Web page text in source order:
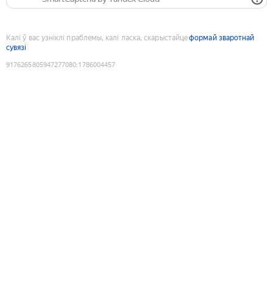
Калі ў вас узніклі праблемы, калі ласка, скарыстайцеформай зваротнай
сувязі
9176265805947277080:1786004457